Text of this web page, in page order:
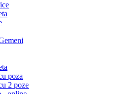
poza
2 poze